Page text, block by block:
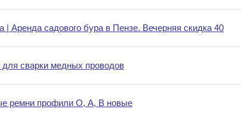
| Аренда садового бура в Пензе. Вечерняя скидка 40
сварки медных проводов
ремни профили О, А, В новые